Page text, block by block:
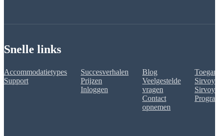
Snelle links
Accommodatietypes
Support
Succesverhalen
Prijzen
Inloggen
Blog
Veelgestelde
vragen
Contact
opnemen
Sirvoy
Sirvoy